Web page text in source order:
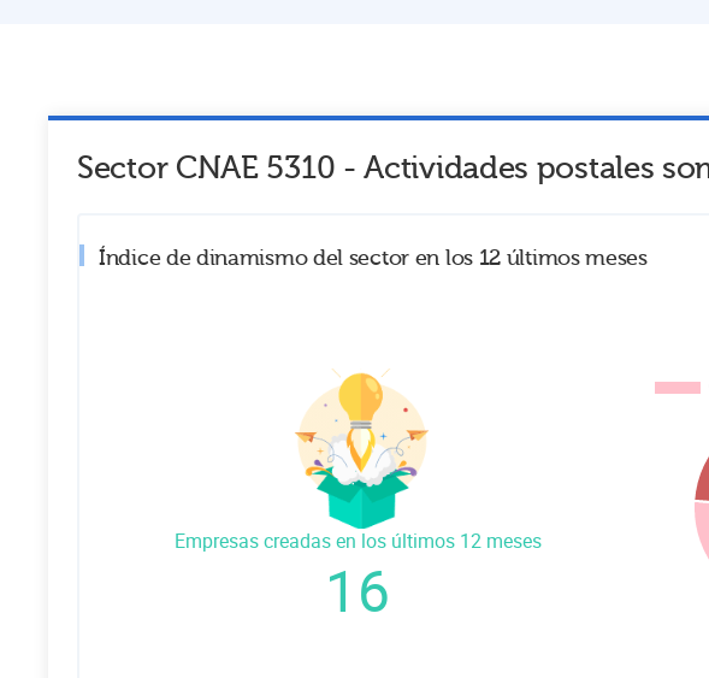
Sector CNAE 5310 -Actividades postales
Índice de dinamismo del sector en los 12 últimos meses
Empresas creadas en los últimos 12 meses
16